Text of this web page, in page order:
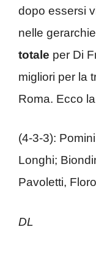
dopo essersi
nelle
totale per Di
migliori per la
Roma. Ecco
(4-3-3):
Longhi;
Pavoletti,
DL